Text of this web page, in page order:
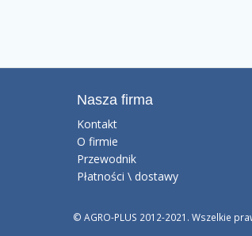
Nasza firma
Kontakt
O firmie
Przewodnik
Płatności \ dostawy
© AGRO-PLUS 2012-2021. Wszelkie